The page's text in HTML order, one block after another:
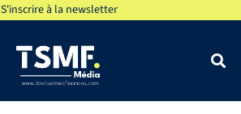
S'inscrire à la newsletter